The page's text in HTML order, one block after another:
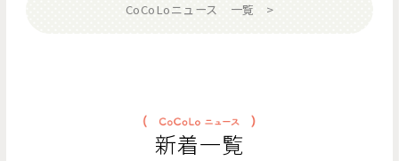
CoCoLoニュース 一覧
新着一覧